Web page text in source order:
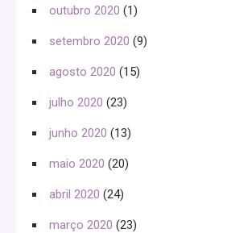
outubro 2020 (1)
setembro 2020 (9)
agosto 2020 (15)
julho 2020 (23)
junho 2020 (13)
maio 2020 (20)
abril 2020 (24)
março 2020 (23)